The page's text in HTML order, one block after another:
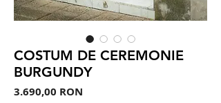
COSTUM DE CEREMONIE
BURGUNDY
3.690,00 RON